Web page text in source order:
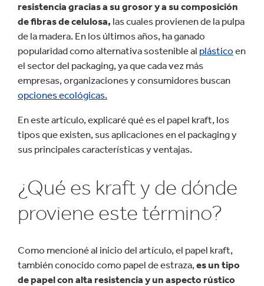
resistencia gracias a su grosor y a su composición
de fibras de celulosa, las cuales provienen de la pulpa
de la madera. En los últimos años, ha ganado
popularidad como alternativa sostenible al plástico en
el sector del packaging, ya que cada vez más
empresas, organizaciones y consumidores buscan
opciones ecológicas.
En este artículo, explicaré qué es el papel kraft, los
tipos que existen, sus aplicaciones en el packaging y
sus principales características y ventajas.
¿Qué es kraft y de dónde
proviene este término?
Como mencioné al inicio del artículo, el papel kraft,
también conocido como papel de estraza,es un tipo
de papel con alta resistencia y un aspecto rústico